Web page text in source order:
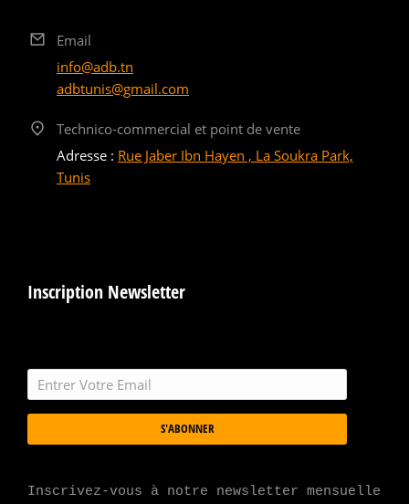
Email
info@adb.tn
adbtunis@gmail.com
Technico-commercial et point de vente
Adresse : Rue Jaber Ibn Hayen , La Soukra Park,
Tunis
Inscription Newsletter
S'ABONNER
Inscrivez-vous à notre newsletter mensuelle